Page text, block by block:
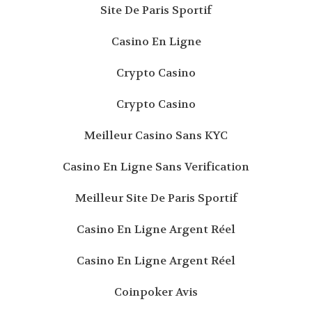
Site De Paris Sportif
Casino En Ligne
Crypto Casino
Crypto Casino
Meilleur Casino Sans KYC
Casino En Ligne Sans Verification
Meilleur Site De Paris Sportif
Casino En Ligne Argent Réel
Casino En Ligne Argent Réel
Coinpoker Avis